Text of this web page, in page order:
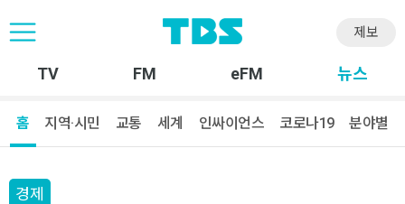
제보
TV FM eFM 뉴스
홈 지역·시민 교통 세계 인싸이언스 코로나19 분야별
경제